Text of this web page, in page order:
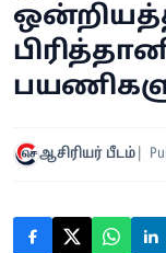
ஆசிரியர் பீடம்